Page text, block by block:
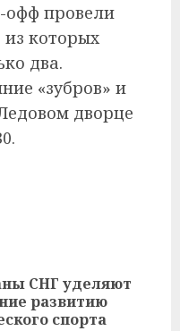
офф провели
которых
два.
«зубров» и
дворце
СНГ уделяют
развитию
спорта